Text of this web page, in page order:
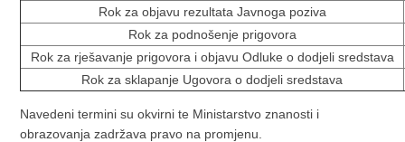
Rok za objavu rezultata Javnoga poziva
Rok za podnošenje prigovora
Rok za rješavanje prigovora i objavu Odluke o dodjeli sredstava
Rok za sklapanje Ugovora o dodjeli sredstava
Navedeni termini su okvirni te Ministarstvo znanosti i
obrazovanja zadržava pravo na promjenu.